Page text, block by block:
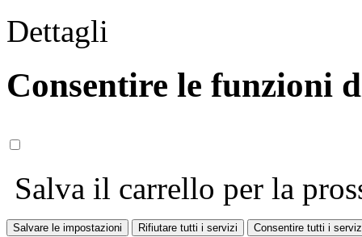
Dettagli
Consentire le funzioni
Salva il carrello per la
Salvare le impostazioni Rifiutare tutti i servizi Consentire tutti i